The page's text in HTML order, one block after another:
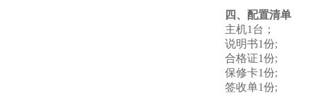
四、配置清单
主机1台；
说明书1份;
合格证1份;
保修卡1份;
签收单1份;